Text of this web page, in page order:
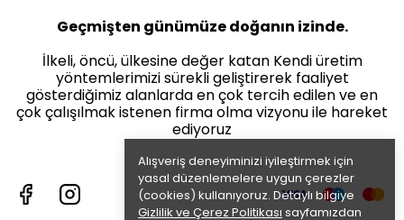
Alışveriş deneyiminizi iyileştirmek için
yasal düzenlemelere uygun çerezler
(cookies) kullanıyoruz. Detaylı bilgiye
Gizlilik ve Çerez Politikası sayfamızdan
Geçmişten günümüze doğanın izinde.
İlkeli, öncü, ülkesine değer katan Kendi üretim
yöntemlerimizi sürekli geliştirerek faaliyet
gösterdiğimiz alanlarda en çok tercih edilen ve en
çok çalışılmak istenen firma olma vizyonu ile hareket
ediyoruz